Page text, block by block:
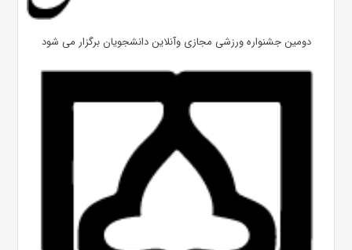
دومین جشنواره ورزشی مجازی وآنلاین دانشجویان برگزار می شود